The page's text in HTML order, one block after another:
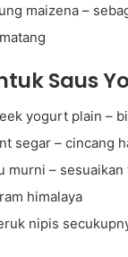
maizena –
Saus
yogurt plain –
segar – cincang
murni –
himalaya
nipis